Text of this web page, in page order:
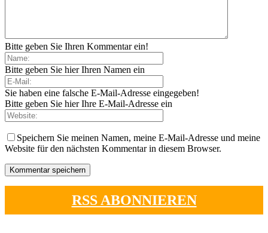
Bitte geben Sie Ihren Kommentar ein!
Bitte geben Sie hier Ihren Namen ein
Sie haben eine falsche E-Mail-Adresse eingegeben!
Bitte geben Sie hier Ihre E-Mail-Adresse ein
Speichern Sie meinen Namen, meine E-Mail-Adresse und meine
Website für den nächsten Kommentar in diesem Browser.
RSS ABONNIEREN